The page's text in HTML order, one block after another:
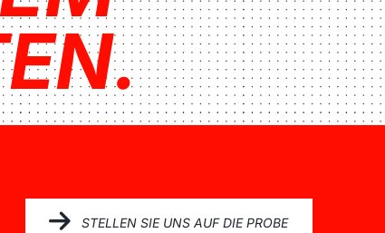
STELLEN SIE UNS AUF DIE PROBE